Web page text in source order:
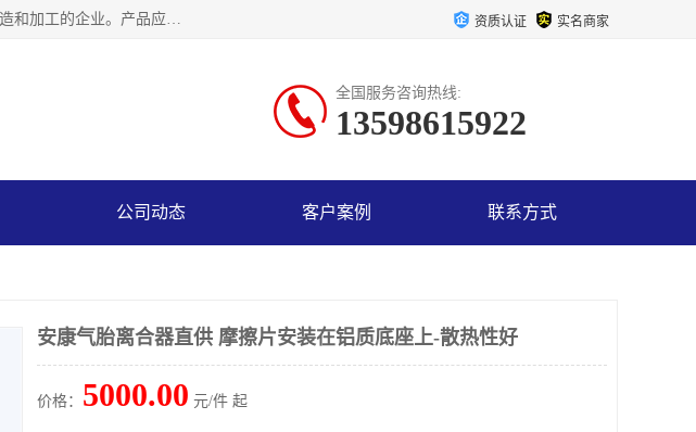
河南大林橡胶通信器材有限公司是一个专注于各种橡胶件、离合器及配件、泥浆泵及配件等产品设计制造和加工的企业。产品应用于矿山、冶金、石油、钢铁、化工、水泥、船舶、造纸、通用机械等各种大功率机械传动或制动装置。 资质认证 实名商家
全国服务咨询热线:
13598615922
公司动态 客户案例 联系方式
安康气胎离合器直供 摩擦片安装在铝质底座上-散热性好
价格： 5000.00 元/件 起